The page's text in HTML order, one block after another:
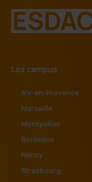
Les campus
Aix-en-Provence
Marseille
Montpellier
Bordeaux
Nancy
Strasbourg